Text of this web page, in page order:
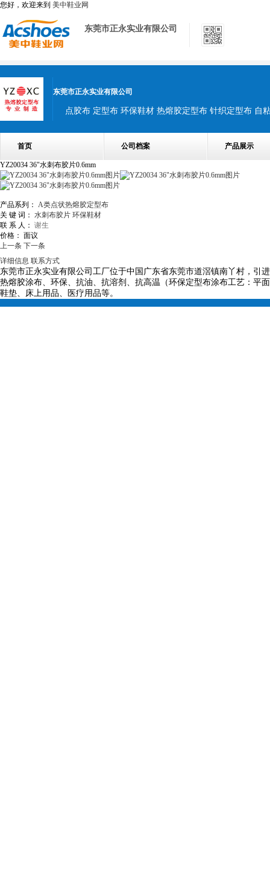
您好，欢迎来到 美中鞋业网
东莞市正永实业有限公司
东莞市正永实业有限公司
点胶布 定型布 环保鞋材 热熔胶定型布 针织定型布 自
首页 公司档案 产品展示
YZ20034 36"水刺布胶片0.6mm
产品系列： A类点状热熔胶定型布
关 键 词： 水刺布胶片 环保鞋材
联 系 人： 谢生
价格： 面议
上一条 下一条
详细信息 联系方式
东莞市正永实业有限公司工厂位于中国广东省东莞市道滘镇南丫村，引
热熔胶涂布、环保、抗油、抗溶剂、抗高温（环保定型布涂布工艺：平
鞋垫、床上用品、医疗用品等。